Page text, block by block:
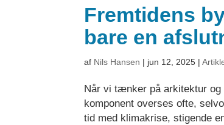
Fremtidens
bare en
af Nils Hansen | jun 12, 2025|
Når vi tænker på arkitektur og
komponent overses ofte,
tid med klimakrise, stigende